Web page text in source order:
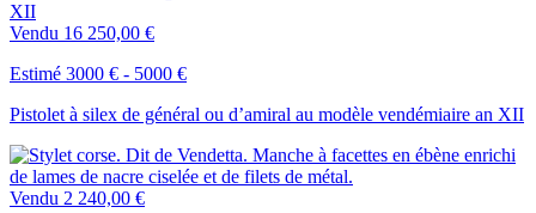
Vendu 16 250,00 €
Estimé 3000 € - 5000 €
Pistolet à silex de général ou d’amiral au modèle vendémiaire an XII
Vendu 2 240,00 €